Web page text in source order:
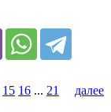
15 16 ... 21
далее